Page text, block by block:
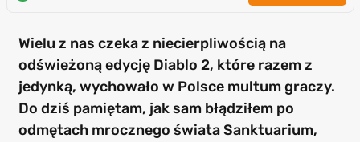
Wielu z nas czeka z niecierpliwością na
odświeżoną edycję Diablo 2, które razem z
jedynką, wychowało w Polsce multum graczy.
Do dziś pamiętam, jak sam błądziłem po
odmętach mrocznego świata Sanktuarium,